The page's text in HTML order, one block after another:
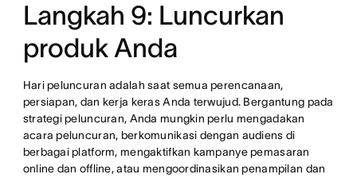
Langkah 9: Luncurkan
produk Anda
Hari peluncuran adalah saat semua perencanaan,
persiapan, dan kerja keras Anda terwujud. Bergantung pada
strategi peluncuran, Anda mungkin perlu mengadakan
acara peluncuran, berkomunikasi dengan audiens di
berbagai platform, mengaktifkan kampanye pemasaran
online dan offline, atau mengoordinasikan penampilan dan